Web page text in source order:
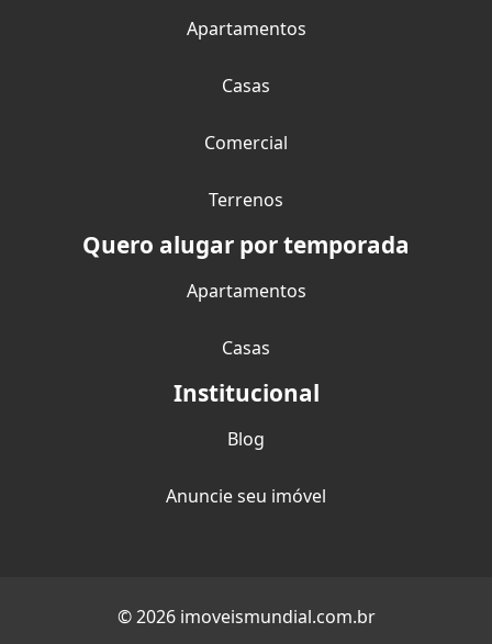
Apartamentos
Casas
Comercial
Terrenos
Quero alugar por temporada
Apartamentos
Casas
Institucional
Blog
Anuncie seu imóvel
© 2026 imoveismundial.com.br